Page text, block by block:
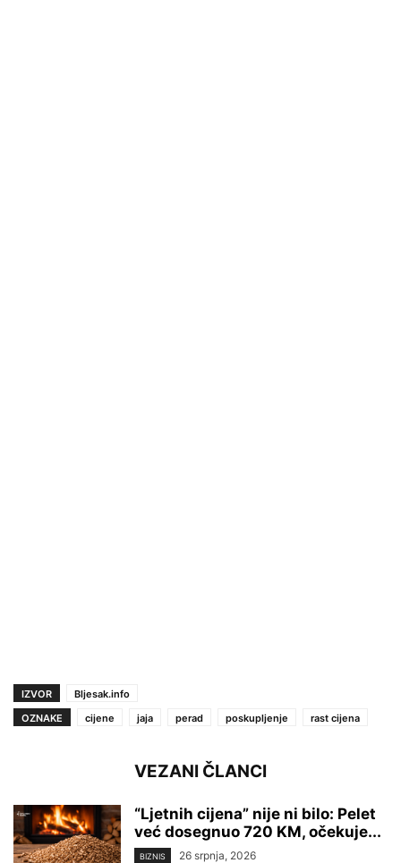
IZVOR
Bljesak.info
OZNAKE
cijene jaja perad poskupljenje rast cijena
VEZANI ČLANCI
“Ljetnih cijena” nije ni bilo: Pelet
već dosegnuo 720 KM, očekuje...
BIZNIS 26 srpnja, 2026